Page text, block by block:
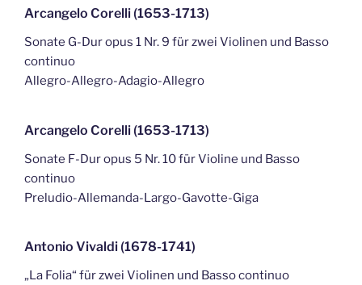
Arcangelo Corelli (1653-1713)
Sonate G-Dur opus 1 Nr. 9 für zwei Violinen und Basso
continuo
Allegro-Allegro-Adagio-Allegro
Arcangelo Corelli (1653-1713)
Sonate F-Dur opus 5 Nr. 10 für Violine und Basso
continuo
Preludio-Allemanda-Largo-Gavotte-Giga
Antonio Vivaldi (1678-1741)
„La Folia“ für zwei Violinen und Basso continuo